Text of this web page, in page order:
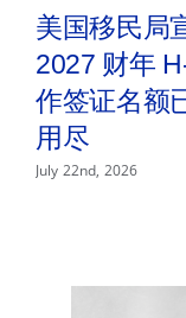
美国移民局
2027 财年
作签证名额
用尽
July 22nd, 2026